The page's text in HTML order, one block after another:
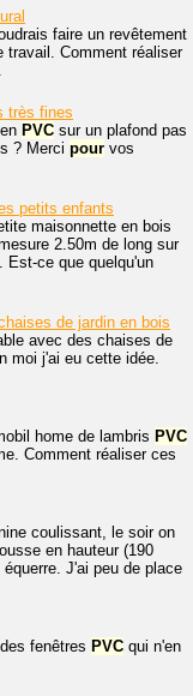
faire un revêtement
travail. Comment réaliser
très fines
PVC sur un plafond pas
? Merci pour vos
petits enfants
maisonnette en bois
2.50m de long sur
Est-ce que quelqu'un
de jardin en bois
avec des chaises de
moi j'ai eu cette idée.
home de lambris PVC
Comment réaliser ces
coulissant, le soir on
en hauteur (190
J'ai peu de place
fenêtres PVC qui n'en